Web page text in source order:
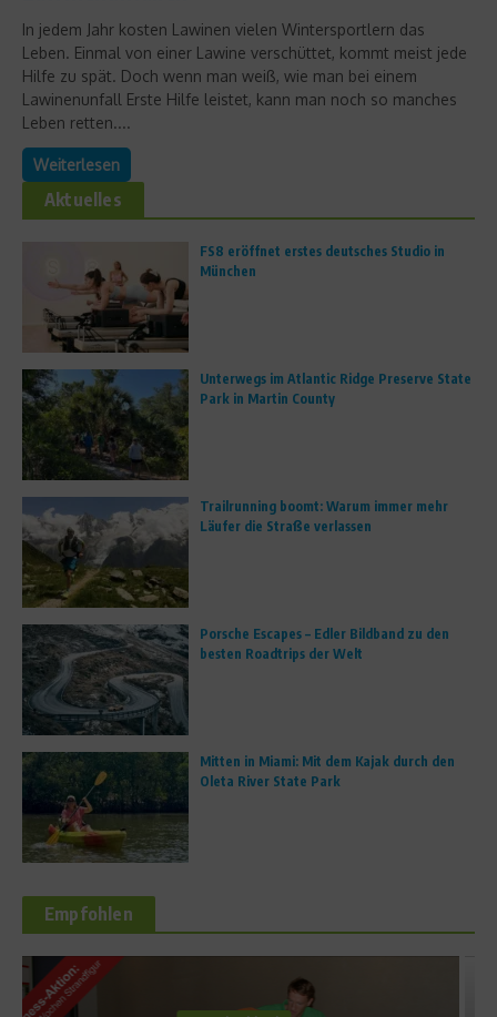
In jedem Jahr kosten Lawinen vielen Wintersportlern das
Leben. Einmal von einer Lawine verschüttet, kommt meist jede
Hilfe zu spät. Doch wenn man weiß, wie man bei einem
Lawinenunfall Erste Hilfe leistet, kann man noch so manches
Leben retten....
Weiterlesen
Aktuelles
FS8 eröffnet erstes deutsches Studio in
München
Unterwegs im Atlantic Ridge Preserve State
Park in Martin County
Trailrunning boomt: Warum immer mehr
Läufer die Straße verlassen
Porsche Escapes – Edler Bildband zu den
besten Roadtrips der Welt
Mitten in Miami: Mit dem Kajak durch den
Oleta River State Park
Empfohlen